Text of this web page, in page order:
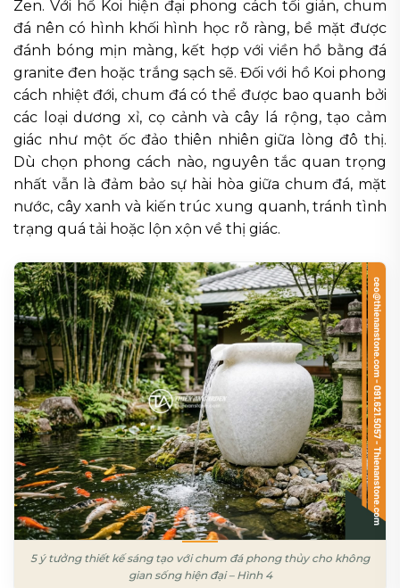
Zen. Với hồ Koi hiện đại phong cách tối giản, chum
đá nên có hình khối hình học rõ ràng, bề mặt được
đánh bóng mịn màng, kết hợp với viền hồ bằng đá
granite đen hoặc trắng sạch sẽ. Đối với hồ Koi phong
cách nhiệt đới, chum đá có thể được bao quanh bởi
các loại dương xỉ, cọ cảnh và cây lá rộng, tạo cảm
giác như một ốc đảo thiên nhiên giữa lòng đô thị.
Dù chọn phong cách nào, nguyên tắc quan trọng
nhất vẫn là đảm bảo sự hài hòa giữa chum đá, mặt
nước, cây xanh và kiến trúc xung quanh, tránh tình
trạng quá tải hoặc lộn xộn về thị giác.
5 ý tưởng thiết kế sáng tạo với chum đá phong thủy cho không
gian sống hiện đại – Hình 4